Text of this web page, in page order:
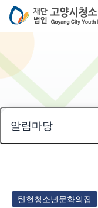
알림마당
탄현청소년문화의집